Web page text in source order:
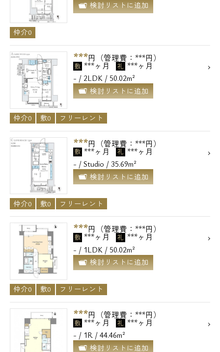
検討リストに追加
仲介0
***円（管理費：***円）
敷 ***ヶ月 礼 ***ヶ月
- / 2LDK / 50.02m²
検討リストに追加
仲介0 敷0 フリーレント
***円（管理費：***円）
敷 ***ヶ月 礼 ***ヶ月
- / Studio / 35.69m²
検討リストに追加
仲介0 敷0 フリーレント
***円（管理費：***円）
敷 ***ヶ月 礼 ***ヶ月
- / 1LDK / 50.02m²
検討リストに追加
仲介0 敷0 フリーレント
***円（管理費：***円）
敷 ***ヶ月 礼 ***ヶ月
- / 1R / 44.46m²
検討リストに追加